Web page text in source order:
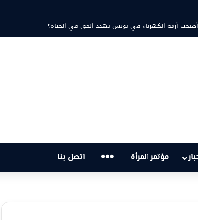
فاطمة الزامل: عزف على أوتار الحنين وشجن القوافي
مؤتمر المرأة … اتصل بنا